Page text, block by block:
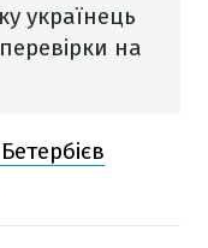
українець
на